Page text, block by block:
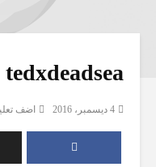
tedxdeadsea
4 ديسمبر، 2016 اضف